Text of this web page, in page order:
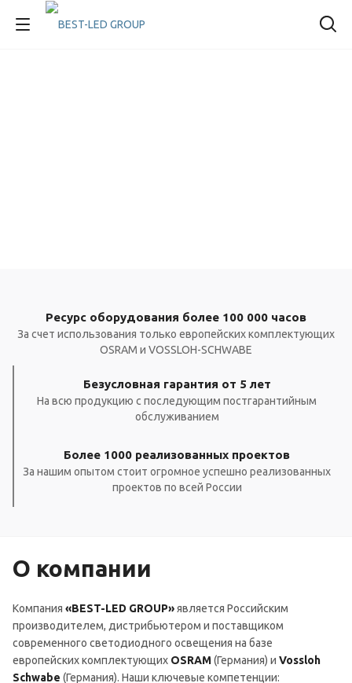
Ресурс оборудования более 100 000 часов
За счет использования только европейских комплектующих
OSRAM и VOSSLOH-SCHWABE
Безусловная гарантия от 5 лет
На всю продукцию с последующим постгарантийным
обслуживанием
Более 1000 реализованных проектов
За нашим опытом стоит огромное успешно реализованных
проектов по всей России
О компании
Компания «BEST-LED GROUP»является Российским
производителем, дистрибьютером и поставщиком
современного светодиодного освещения на базе
европейских комплектующих OSRAM(Германия) и Vossloh
Schwabe (Германия). Наши ключевые компетенции: